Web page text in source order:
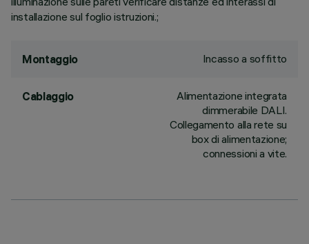
installazione sul foglio istruzioni.;
Montaggio Incasso a soffitto
Cablaggio
Alimentazione integrata
dimmerabile DALI.
Collegamento alla rete su
box di alimentazione;
connessioni a vite.